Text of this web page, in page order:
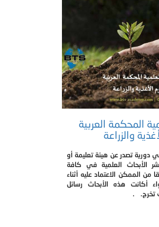
المحكمة العربية
والزراعة
دورية تصدر عن هيئة تعليمة أو
الأبحاث العلمية في كافة
من الممكن الاعتماد عليه أثناء
أكانت هذه الأبحاث رسائل
تخرج. .